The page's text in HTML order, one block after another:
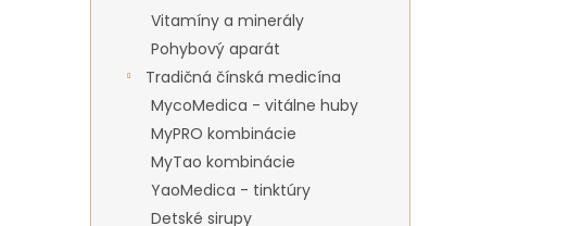
Vitamíny a minerály
Pohybový aparát
Tradičná čínská medicína
MycoMedica - vitálne huby
MyPRO kombinácie
MyTao kombinácie
YaoMedica - tinktúry
Detské sirupy